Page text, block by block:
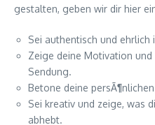
gestalten, geben wir dir hier
Sei authentisch und ehrlich
Zeige deine Motivation
Sendung.
Betone deine
Sei kreativ und zeige, was
abhebt.